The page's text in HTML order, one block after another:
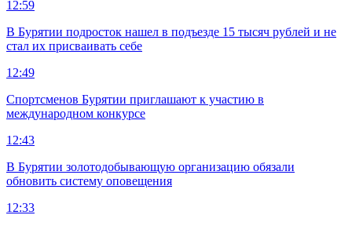
12:59
В Бурятии подросток нашел в подъезде 15 тысяч рублей и не
стал их присваивать себе
12:49
Спортсменов Бурятии приглашают к участию в
международном конкурсе
12:43
В Бурятии золотодобывающую организацию обязали
обновить систему оповещения
12:33